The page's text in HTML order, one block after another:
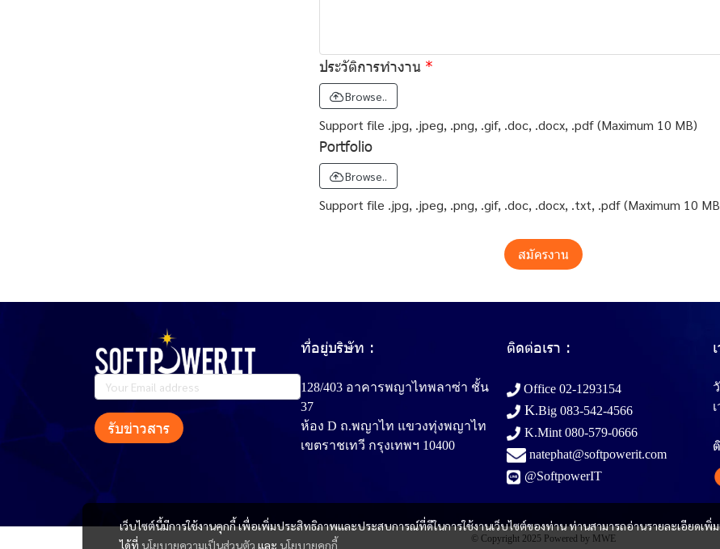
ประวัติการทำงาน
Browse..
Support file .jpg, .jpeg, .png, .gif, .doc, .docx, .pdf (Maximum 10 MB)
Portfolio
Browse..
Support file .jpg, .jpeg, .png, .gif, .doc, .docx, .txt, .pdf (Maximum 10
สมัครงาน
เว็บไซต์นี้มีการใช้งานคุกกี้ เพื่อเพิ่มประสิทธิภาพและประสบการณ์ที่ดีในการใช้งานเว็บไซต์ของท่าน ท่านสามารถอ่านรายละเอียดเพิ่ม
ได้ที่ นโยบายความเป็นส่วนตัว และ นโยบายคุกกี้
รับข่าวสาร
ที่อยู่บริษัท :
128/403 อาคารพญาไทพลาซ่า ชั้น
37
ห้อง D ถ.พญาไท แขวงทุ่งพญาไท
เขตราชเทวี กรุงเทพฯ 10400
ติดต่อเรา :
Office02-1293154
K.Big083-542-4566
K.Mint080-579-0666
natephat@softpowerit.com
@SoftpowerIT
© Copyright 2025 Powered by MWE